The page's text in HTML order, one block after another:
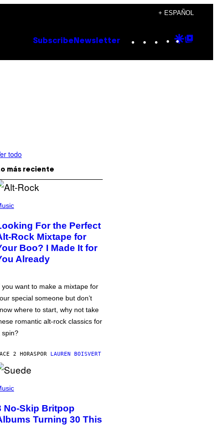
+ ESPAÑOL
Subscribe Newsletter Instagram
TikTok
YouTube
Google
todo
más reciente
For the Perfect
Rock Mixtape for
Boo? I Made It for
Already
you want to make a mixtape for
special someone but don’t
where to start, why not take
romantic alt-rock classics for
spin?
2 HORASPOR LAUREN BOISVERT
No-Skip Britpop
Turning 30 This